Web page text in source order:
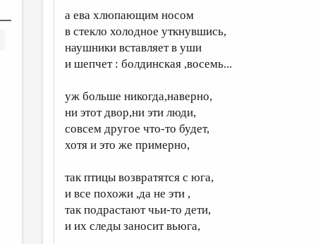
а ева хлюпающим носом
в стекло холодное уткнувшись,
наушники вставляет в уши
и шепчет : болдинская ,восемь...
уж больше никогда,наверно,
ни этот двор,ни эти люди,
совсем другое что-то будет,
хотя и это же примерно,
так птицы возвратятся с юга,
и все похожи ,да не эти ,
так подрастают чьи-то дети,
и их следы заносит вьюга,